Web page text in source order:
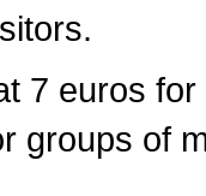
7 euros
groups of